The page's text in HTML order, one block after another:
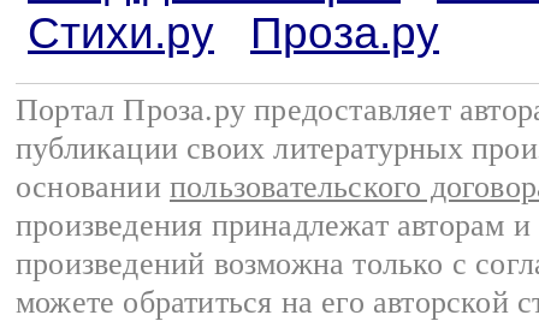
Стихи.ру
Проза.ру
Портал Проза.ру предоставляет
публикации своих литературных
основании пользовательского
произведения принадлежат авторам
произведений возможна только с
можете обратиться на его авторской